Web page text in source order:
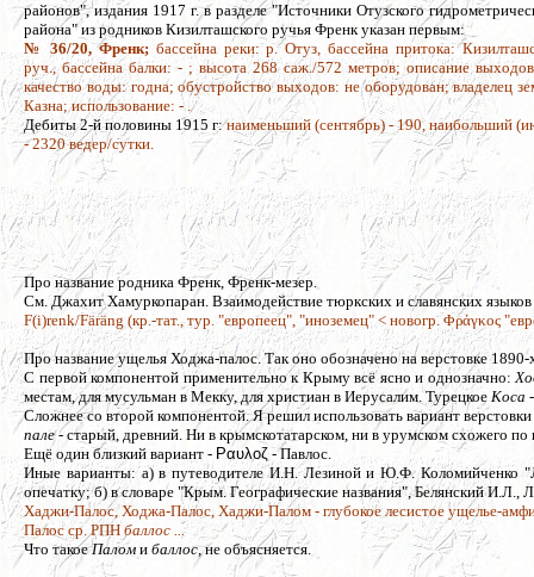
районов", издания 1917 г. в разделе "Источники Отузского
района" из родников Кизилташского ручья Френк указан первым:
№ 36/20, Френк;бассейна реки: р. Отуз, бассейна притока:
руч., бассейна балки: - ; высота 268 саж./572 метров; описание
качество воды: годна; обустройство выходов: не оборудован; владелец
Казна; использование: - .
Дебиты 2-й половины 1915 г:наименьший (сентябрь) - 190, наибольший
- 2320 ведер/сутки.
Про название родника Френк, Френк-мезер.
См. Джахит Хамуркопаран. Взаимодействие тюркских и славянских
F(i)renk/Färäng (кр.-тат., тур. "европеец", "иноземец" < новогр. Φράγκος
Про название ущелья Ходжа-палос. Так оно обозначено на верстовке 1890-
С первой компонентой применительно к Крыму всё ясно и однозначно:
местам, для мусульман в Мекку, для христиан в Иерусалим. Турецкое Koca
Сложнее со второй компонентой. Я решил использовать вариант
пале- старый, древний. Ни в крымскотатарском, ни в урумском схожего
Ещё один близкий вариант - Ραυλοζ- Павлос.
Иные варианты: а) в путеводителе И.Н. Лезиной и Ю.Ф. Коломийченко
опечатку; б) в словаре "Крым. Географические названия", Белянский
Хаджи-Палос, Ходжа-Палос, Хаджи-Палом - глубокое лесистое ущелье-
Палос ср. РПН баллос ...
Что такоеПалом и баллос,не объясняется.